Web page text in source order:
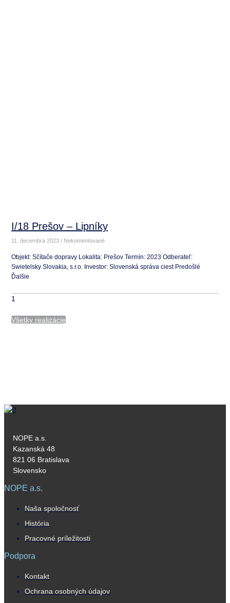
I/18 Prešov – Lipníky
11. decembra 2023 Nekomentované
Objekt: Sčítače dopravy Lokalita: Prešov Termín: 2023 Odberateľ:
Swietelsky Slovakia, s.r.o. Investor: Slovenská správa ciest Predošlé
Ďalšie
Všetky realizácie
NOPE a.s.
Kazanská 48
821 06 Bratislava
Slovensko
NOPE a.s.
Naša spoločnosť
História
Pracovné príležitosti
Podpora
Kontakt
Ochrana osobných údajov